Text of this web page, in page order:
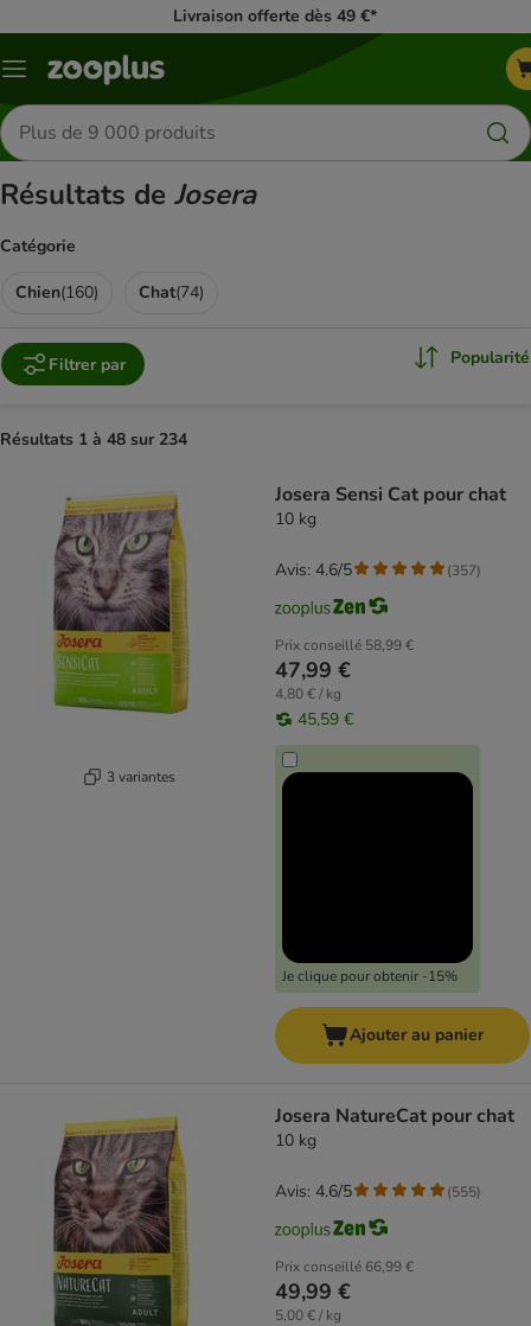
Livraison offerte dès 49 €*
Menu
Rechercher
des
produits
Résultats de Josera
Catégorie
Chien(160) Chat(74)
Filtrer par Popularité
Résultats 1 à 48 sur 234
3 variantes
Josera Sensi Cat pour chat
10 kg
Prix conseillé 58,99 €
47,99 €
4,80 € / kg
45,59 €
Je clique pour obtenir -15%
Avis: 4.6/5 (357)
Ajouter au panier
Josera NatureCat pour chat
10 kg
Prix conseillé 66,99 €
49,99 €
5,00 € / kg
Avis: 4.6/5 (555)